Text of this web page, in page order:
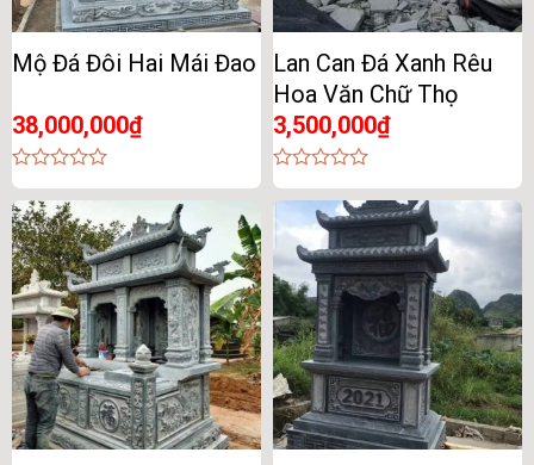
Mộ Đá Đôi Hai Mái Đao
38,000,000₫
0
out
of
5
Lan Can Đá Xanh Rêu
Hoa Văn Chữ Thọ
3,500,000₫
0
out
of